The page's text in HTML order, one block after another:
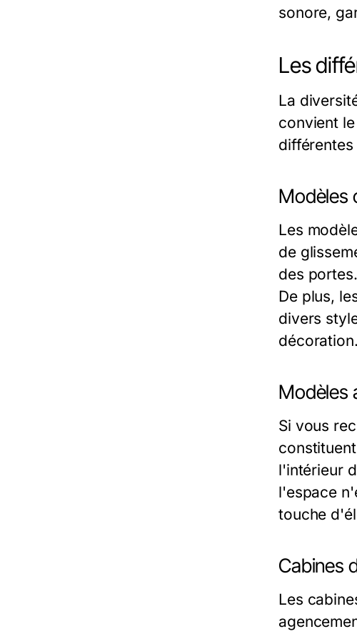
sonore,
Les
La
convient
Modèles
Les
de
des
De plus,
divers
décoration.
Modèles
Si vous
l'intérieur
l'espace
touche
Cabines
Les